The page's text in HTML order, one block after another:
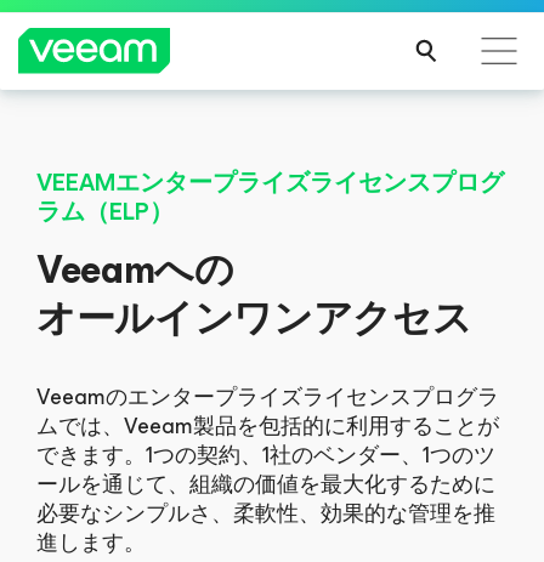
るお客様向けのVeeamのガイダンス
続き
む
VEEAMエンタープライズライセンスプログ
ラム（ELP）
Veeamへの
オールインワンアクセス
Veeamのエンタープライズライセンスプログラ
ムでは、Veeam製品を包括的に利用することが
できます。1つの契約、1社のベンダー、1つのツ
ールを通じて、組織の価値を最大化するために
必要なシンプルさ、柔軟性、効果的な管理を推
進します。